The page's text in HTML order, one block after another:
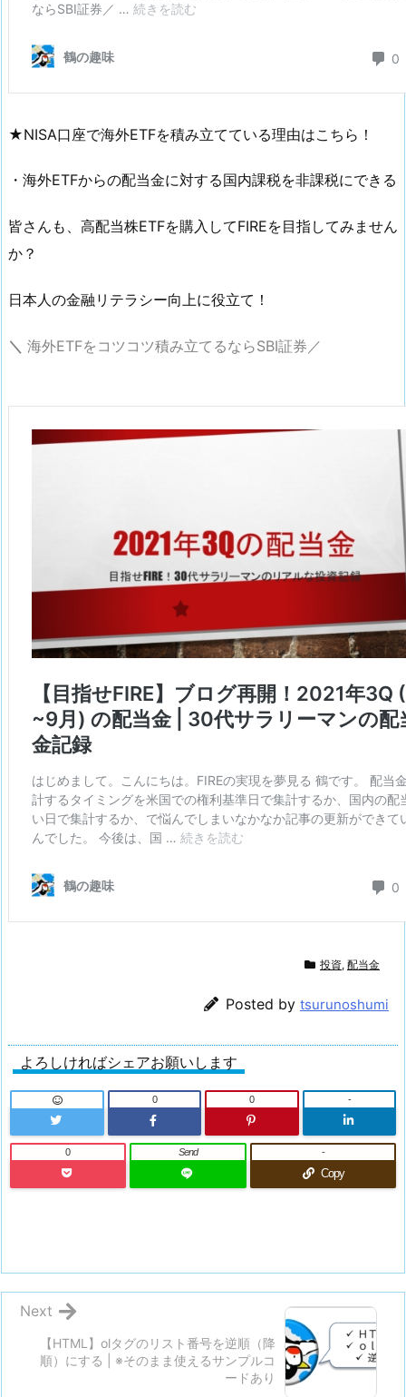
★NISA口座で海外ETFを積み立てている理由はこちら！
・海外ETFからの配当金に対する国内課税を非課税にできる
皆さんも、高配当株ETFを購入してFIREを目指してみません
か？
日本人の金融リテラシー向上に役立て！
＼ 海外ETFをコツコツ積み立てるならSBI証券／
投資, 配当金
Posted by tsurunoshumi
よろしければシェアお願いします
0 0 -
0 Send
Copy
-
【HTML】olタグのリスト番号を逆順（降
順）にする | ※そのまま使えるサンプルコ
ードあり
Next